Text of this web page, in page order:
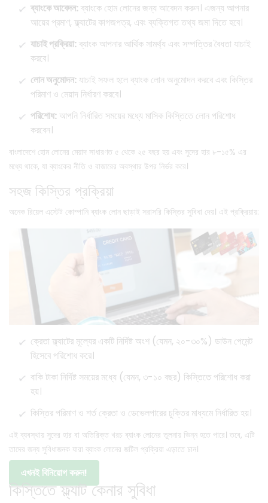
ব্যাংকে আবেদন:ব্যাংকে হোম লোনের জন্য আবেদন করুন। এজন্য আপনার
আয়ের প্রমাণ, ফ্ল্যাটের কাগজপত্র, এবং ব্যক্তিগত তথ্য জমা দিতে হবে।
যাচাই প্রক্রিয়া:ব্যাংক আপনার আর্থিক সামর্থ্য এবং সম্পত্তির বৈধতা যাচাই
করবে।
লোন অনুমোদন:যাচাই সফল হলে ব্যাংক লোন অনুমোদন করবে এবং কিস্তির
পরিমাণ ও মেয়াদ নির্ধারণ করবে।
পরিশোধ:আপনি নির্ধারিত সময়ের মধ্যে মাসিক কিস্তিতে লোন পরিশোধ
করবেন।
বাংলাদেশে হোম লোনের মেয়াদ সাধারণত ৫ থেকে ২৫ বছর হয় এবং সুদের হার ৮-১৫% এর
মধ্যে থাকে, যা ব্যাংকের নীতি ও বাজারের অবস্থার উপর নির্ভর করে।
সহজ কিস্তির প্রক্রিয়া
অনেক রিয়েল এস্টেট কোম্পানি ব্যাংক লোন ছাড়াই সরাসরি কিস্তির সুবিধা দেয়। এই প্রক্রিয়ায়:
ক্রেতা ফ্ল্যাটের মূল্যের একটি নির্দিষ্ট অংশ (যেমন, ২০-৩০%) ডাউন পেমেন্ট
হিসেবে পরিশোধ করে।
বাকি টাকা নির্দিষ্ট সময়ের মধ্যে (যেমন, ৩-১০ বছর) কিস্তিতে পরিশোধ করা
হয়।
কিস্তির পরিমাণ ও শর্ত ক্রেতা ও ডেভেলপারের চুক্তির মাধ্যমে নির্ধারিত হয়।
এই ব্যবস্থায় সুদের হার বা অতিরিক্ত খরচ ব্যাংক লোনের তুলনায় ভিন্ন হতে পারে। তবে, এটি
তাদের জন্য সুবিধাজনক যারা ব্যাংক লোনের জটিল প্রক্রিয়া এড়াতে চান।
এখনই বিনিয়োগ করুন!
কিস্তিতে ফ্ল্যাট কেনার সুবিধা